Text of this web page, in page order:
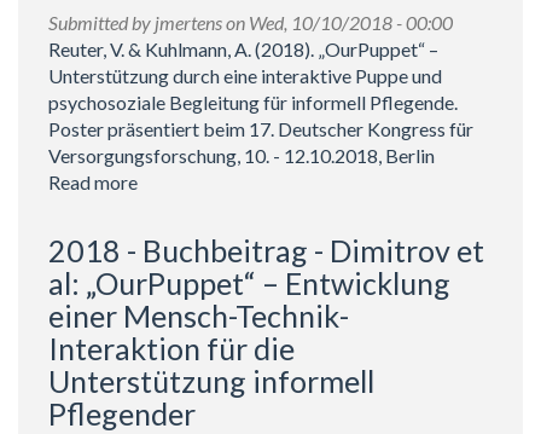
Submitted by jmertenson Wed, 10/10/2018 - 00:00
Reuter, V. & Kuhlmann, A. (2018). „OurPuppet“ –
Unterstützung durch eine interaktive Puppe und
psychosoziale Begleitung für informell Pflegende.
Poster präsentiert beim 17. Deutscher Kongress für
Versorgungsforschung, 10. - 12.10.2018, Berlin
Read more
Poster
-
Reuter,
Kuhlmann:
„OurPuppet“
–
Unterstützung
2018 - Buchbeitrag - Dimitrov et
al: „OurPuppet“ – Entwicklung
einer Mensch-Technik-
Interaktion für die
Unterstützung informell
Pflegender